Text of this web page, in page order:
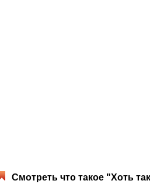
Смотреть что такое "Хоть